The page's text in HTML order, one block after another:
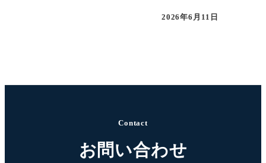
2026年6月11日
Contact
お問い合わせ